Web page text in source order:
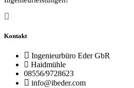
Kontakt
Ingenieurbüro Eder GbR
Haidmühle
08556/9728623
info@ibeder.com